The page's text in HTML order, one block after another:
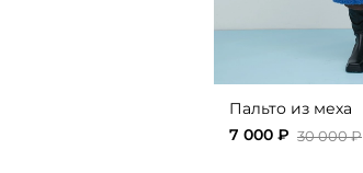
Пальто из меха
7 000 ₽ 30 000 ₽